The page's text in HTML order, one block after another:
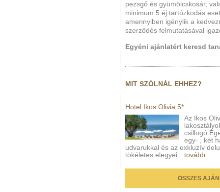
pezsgő és gyümölcskosár,
minimum 5 éj tartózkodás
amennyiben igénylik a
szerződés felmutatásával
Egyéni ajánlatért keresd
MIT SZÓLNÁL EHHEZ?
Hotel Ikos Olivia 5*
Az Ikos
csillogó
egy- , két
udvarukkal és az exkluzív
tökéletes elegyei.
tovább...
ÖSSZES